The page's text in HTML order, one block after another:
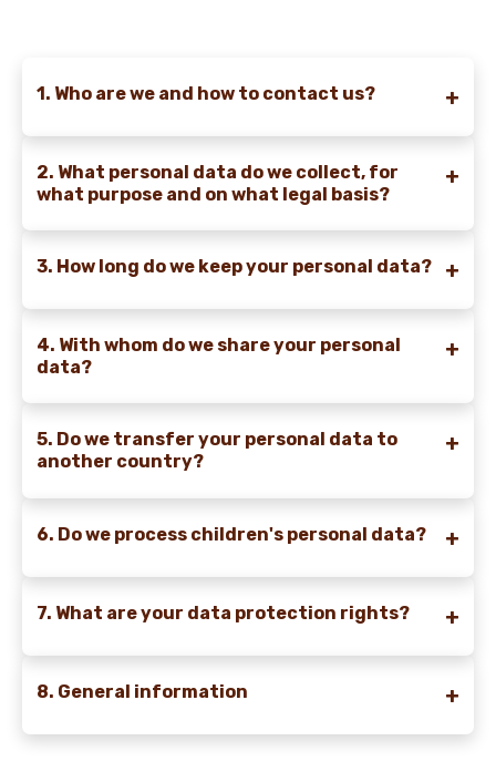
1. Who are we and how to contact us?
2. What personal data do we collect, for
what purpose and on what legal basis?
3. How long do we keep your personal data?
4. With whom do we share your personal
data?
5. Do we transfer your personal data to
another country?
6. Do we process children's personal data?
7. What are your data protection rights?
8. General information